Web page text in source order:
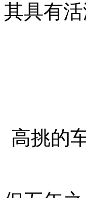
其具有
高挑的